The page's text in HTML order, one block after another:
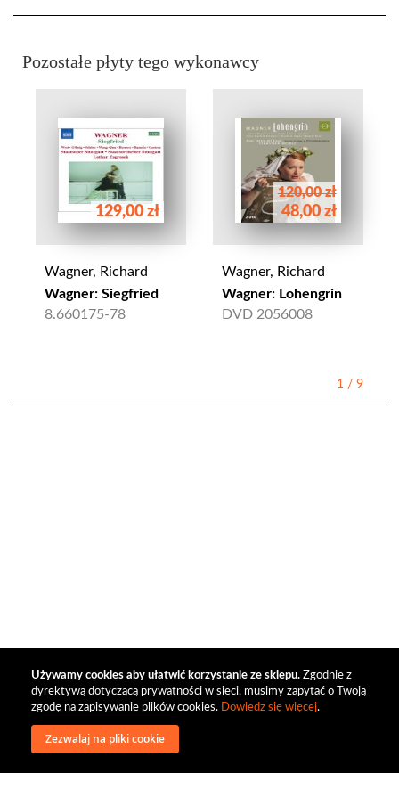
Używamy cookies aby ułatwić korzystanie ze sklepu. Zgodnie z
dyrektywą dotyczącą prywatności w sieci, musimy zapytać o Twoją
zgodę na zapisywanie plików cookies. Dowiedz się więcej.
Zezwalaj na pliki cookie
Pozostałe płyty tego wykonawcy
129,00 zł
Wagner, Richard
Wagner: Siegfried
8.660175-78
120,00 zł
48,00 zł
Wagner, Richard
Wagner: Lohengrin
DVD 2056008
1 / 9